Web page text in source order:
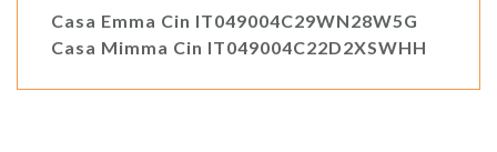
Casa Emma Cin IT049004C29WN28W5G
Casa Mimma Cin IT049004C22D2XSWHH